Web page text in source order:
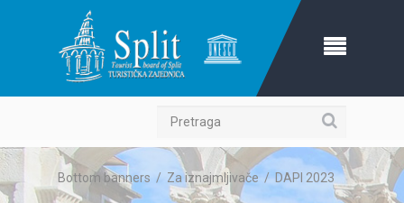
Pretraga
Bottom banners / Za iznajmljivače/DAPI 2023